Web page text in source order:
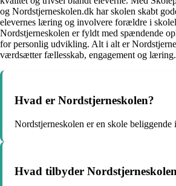
og Nordstjerneskolen.dk har skolen skabt
elevernes læring og involvere forældre i
Nordstjerneskolen er fyldt med spændende
for personlig udvikling. Alt i alt er
værdsætter fællesskab, engagement og læring.
Hvad er Nordstjerneskolen?
Nordstjerneskolen er en skole beliggende
Hvad tilbyder